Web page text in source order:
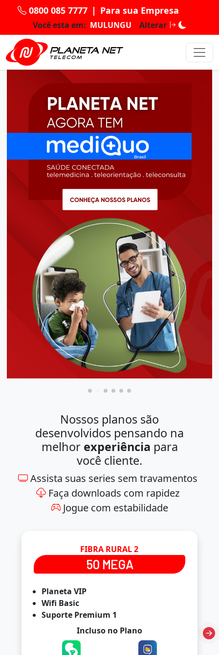
0800 085 7777 | Para sua Empresa
Você esta em: MULUNGU Alterar
Nossos planos são
desenvolvidos pensando na
melhor experiência para
você cliente.
Assista suas series sem travamentos
Faça downloads com rapidez
Jogue com estabilidade
FIBRA RURAL 2
50 MEGA
Planeta VIP
Wifi Basic
Suporte Premium 1
Incluso no Plano